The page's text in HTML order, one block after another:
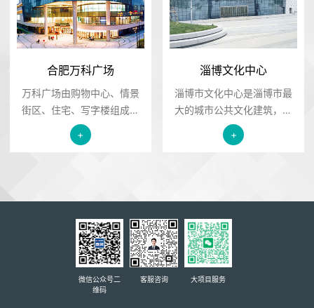
七层，地下三层。
合肥万科广场
万科广场由购物中心、情景
街区、住宅、写字楼组成的
综合体模式，融购物、休
闲、娱乐、居住、商务办.....
+
淄博文化中心
淄博市文化中心是淄博市最
大的城市公共文化建筑，也
是山东省乃至全国较大的综
合性公共文化建筑群。淄博
和现代城市品位的地标性建
筑.....
+
微信公众号二
维码
客服咨询 大项目服务